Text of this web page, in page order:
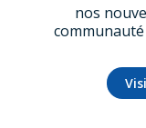
nos